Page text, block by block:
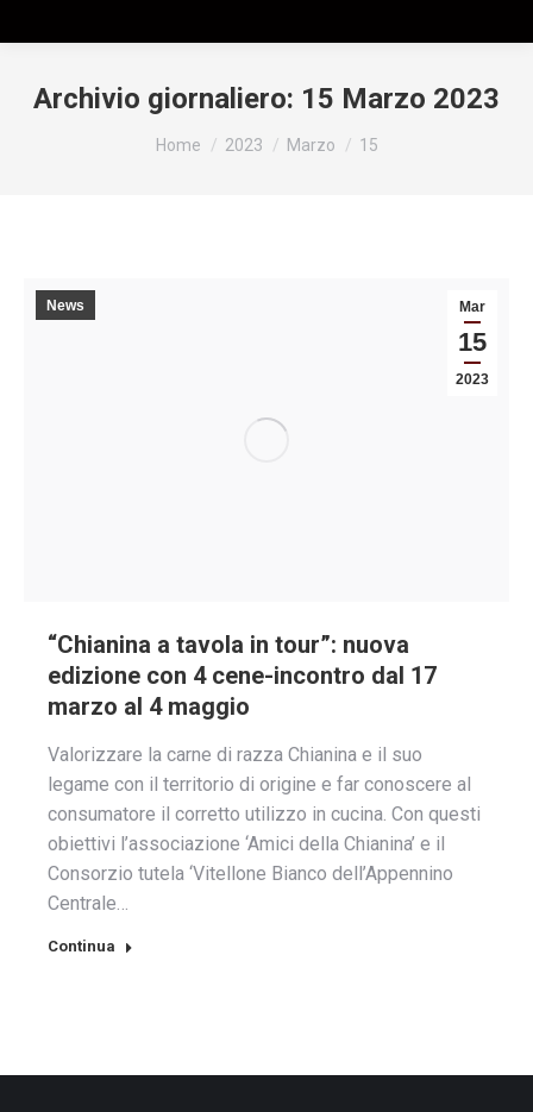
Archivio giornaliero: 15 Marzo 2023
Tu sei qui:
Home 2023 Marzo 15
Mar
15
2023
News
“Chianina a tavola in tour”: nuova
edizione con 4 cene-incontro dal 17
marzo al 4 maggio
Valorizzare la carne di razza Chianina e il suo
legame con il territorio di origine e far conoscere al
consumatore il corretto utilizzo in cucina. Con questi
obiettivi l’associazione ‘Amici della Chianina’ e il
Consorzio tutela ‘Vitellone Bianco dell’Appennino
Centrale…
Continua